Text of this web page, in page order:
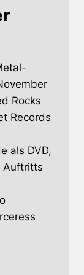
Rocks
Records
als DVD,
Auftritts